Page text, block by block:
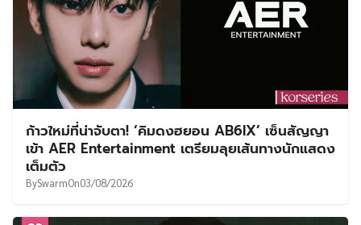
ก้าวใหม่ที่น่าจับตา! ‘คิมดงฮยอน AB6IX’ เซ็นสัญญา
เข้า AER Entertainment เตรียมลุยเส้นทางนักแสดง
เต็มตัว
BySwarmOn03/08/2026